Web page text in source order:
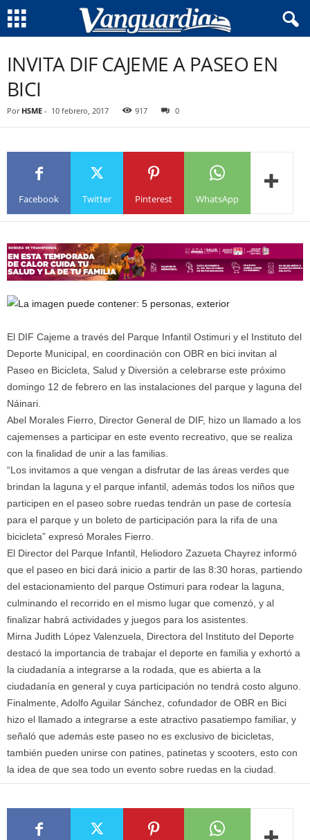
INVITA DIF CAJEME A PASEO EN
BICI
Por HSME - 10 febrero, 2017 917 0
Facebook Twitter Pinterest WhatsApp
El DIF Cajeme a través del Parque Infantil Ostimuri y el Instituto del
Deporte Municipal, en coordinación con OBR en bici invitan al
Paseo en Bicicleta, Salud y Diversión a celebrarse este próximo
domingo 12 de febrero en las instalaciones del parque y laguna del
Náinari.
Abel Morales Fierro, Director General de DIF, hizo un llamado a los
cajemenses a participar en este evento recreativo, que se realiza
con la finalidad de unir a las familias.
“Los invitamos a que vengan a disfrutar de las áreas verdes que
brindan la laguna y el parque infantil, además todos los niños que
participen en el paseo sobre ruedas tendrán un pase de cortesía
para el parque y un boleto de participación para la rifa de una
bicicleta” expresó Morales Fierro.
El Director del Parque Infantil, Heliodoro Zazueta Chayrez informó
que el paseo en bici dará inicio a partir de las 8:30 horas, partiendo
del estacionamiento del parque Ostimuri para rodear la laguna,
culminando el recorrido en el mismo lugar que comenzó, y al
finalizar habrá actividades y juegos para los asistentes.
Mirna Judith López Valenzuela, Directora del Instituto del Deporte
destacó la importancia de trabajar el deporte en familia y exhortó a
la ciudadanía a integrarse a la rodada, que es abierta a la
ciudadanía en general y cuya participación no tendrá costo alguno.
Finalmente, Adolfo Aguilar Sánchez, cofundador de OBR en Bici
hizo el llamado a integrarse a este atractivo pasatiempo familiar, y
señaló que además este paseo no es exclusivo de bicicletas,
también pueden unirse con patines, patinetas y scooters, esto con
la idea de que sea todo un evento sobre ruedas en la ciudad.